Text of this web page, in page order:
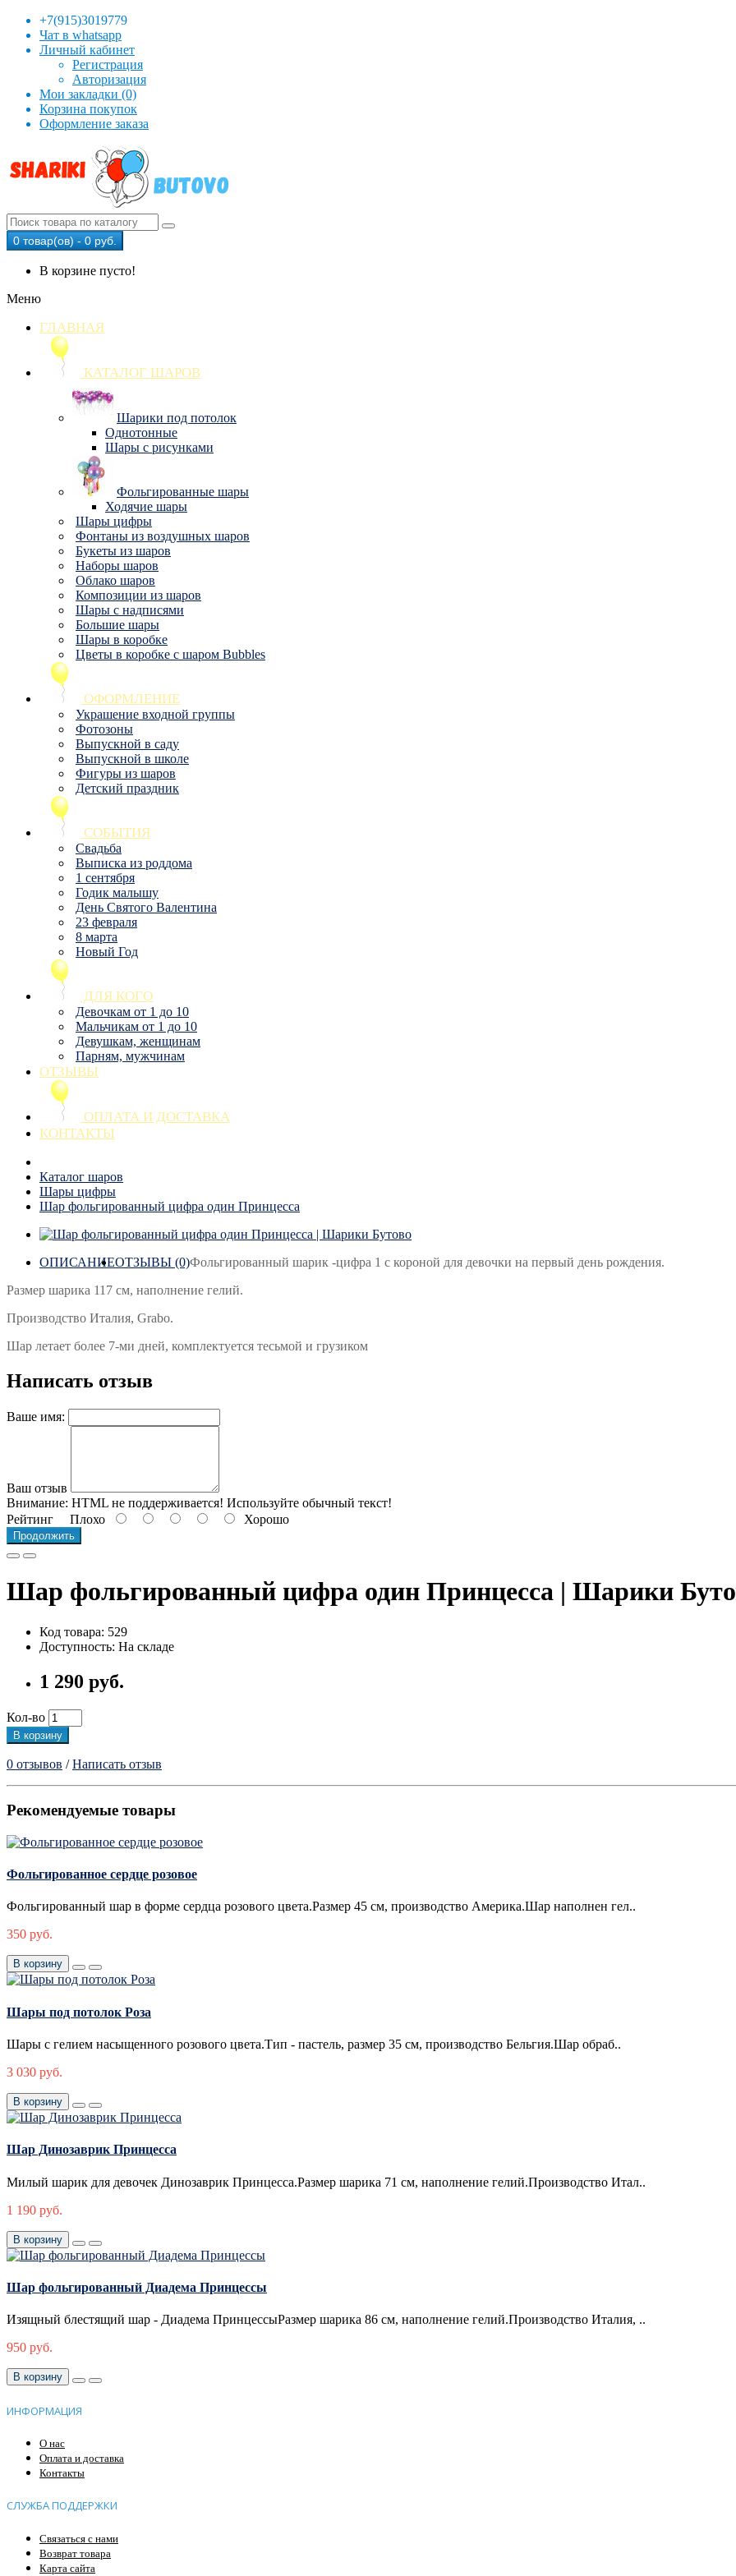
+7(915)3019779
Чат в whatsapp
Личный кабинет
Регистрация
Авторизация
Мои закладки (0)
Корзина покупок
Оформление заказа
0 товар(ов) - 0 руб.
В корзине пусто!
Меню
ГЛАВНАЯ
КАТАЛОГ ШАРОВ
Шарики под потолок
Однотонные
Шары с рисунками
Фольгированные шары
Ходячие шары
Шары цифры
Фонтаны из воздушных шаров
Букеты из шаров
Наборы шаров
Облако шаров
Композиции из шаров
Шары с надписями
Большие шары
Шары в коробке
Цветы в коробке с шаром Bubbles
ОФОРМЛЕНИЕ
Украшение входной группы
Фотозоны
Выпускной в саду
Выпускной в школе
Фигуры из шаров
Детский праздник
СОБЫТИЯ
Свадьба
Выписка из роддома
1 сентября
Годик малышу
День Святого Валентина
23 февраля
8 марта
Новый Год
ДЛЯ КОГО
Девочкам от 1 до 10
Мальчикам от 1 до 10
Девушкам, женщинам
Парням, мужчинам
ОТЗЫВЫ
ОПЛАТА И ДОСТАВКА
КОНТАКТЫ
Каталог шаров
Шары цифры
Шар фольгированный цифра один Принцесса
ОПИСАНИЕОТЗЫВЫ (0)Фольгированный шарик -цифра 1 с короной для девочки на первый день рождения.
Размер шарика 117 см, наполнение гелий.
Производство Италия, Grabo.
Шар летает более 7-ми дней, комплектуется тесьмой и грузиком
Написать отзыв
Ваше имя:
Ваш отзыв
Внимание: HTML не поддерживается! Используйте обычный текст!
Рейтинг Плохо Хорошо
Продолжить
Шар фольгированный цифра один Принцесса | Шарики
Код товара: 529
Доступность: На складе
1 290 руб.
Кол-во
В корзину
0 отзывов /Написать отзыв
Рекомендуемые товары
Фольгированное сердце розовое
Фольгированный шар в форме сердца розового цвета.Размер 45 см, производство Америка.Шар наполнен гел..
350 руб.
В корзину
Шары под потолок Роза
Шары с гелием насыщенного розового цвета.Тип - пастель, размер 35 см, производство Бельгия.Шар обраб..
3 030 руб.
В корзину
Шар Динозаврик Принцесса
Милый шарик для девочек Динозаврик Принцесса.Размер шарика 71 см, наполнение гелий.Производство Итал..
1 190 руб.
В корзину
Шар фольгированный Диадема Принцессы
Изящный блестящий шар - Диадема ПринцессыРазмер шарика 86 см, наполнение гелий.Производство Италия, ..
950 руб.
В корзину
ИНФОРМАЦИЯ
О нас
Оплата и доставка
Контакты
СЛУЖБА ПОДДЕРЖКИ
Связаться с нами
Возврат товара
Карта сайта